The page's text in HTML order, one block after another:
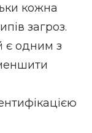
кожна
загроз.
є одним з